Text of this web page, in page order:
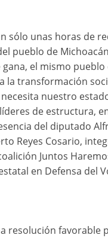
sólo unas horas de
pueblo de
el mismo pueblo
la transformación
nuestro
de estructura,
del diputado
Reyes Cosario,
Juntos
en Defensa del
resolución favorable